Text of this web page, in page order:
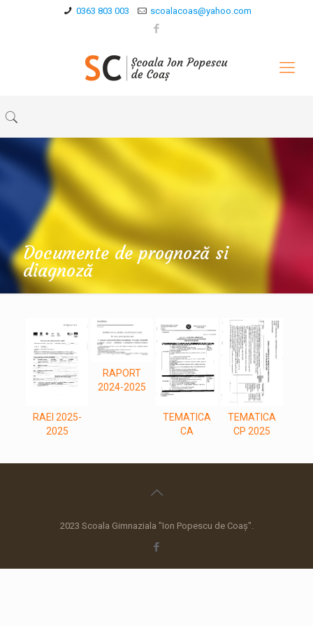
0363 803 003 scoalacoas@yahoo.com
Documente de prognoză si
diagnoză
RAEI 2025-
2025
RAPORT
2024-2025
TEMATICA
CA
TEMATICA
CP 2025
2023 Scoala Gimnaziala "Ion Popescu de Coaș".